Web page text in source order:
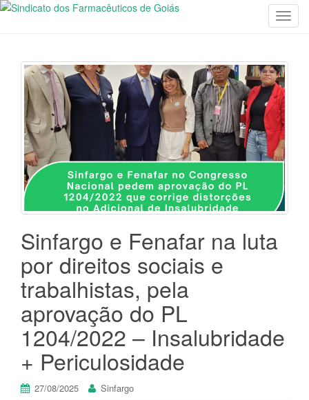
T
g
l
e
n
a
v
i
a
t
Sinfargo e Fenafar na luta
por direitos sociais e
trabalhistas, pela
aprovação do PL
1204/2022 – Insalubridade
+ Periculosidade
27/08/2025 Sinfargo